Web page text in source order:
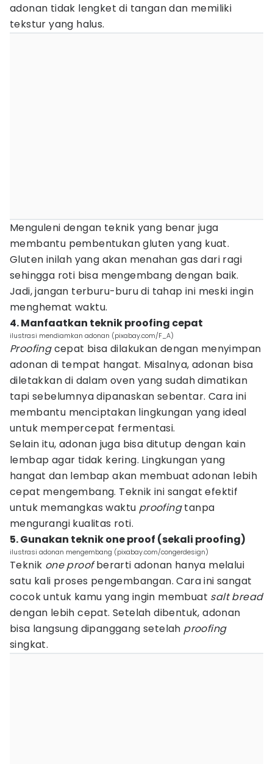
adonan tidak lengket di tangan dan memiliki
tekstur yang halus.
Menguleni dengan teknik yang benar juga
membantu pembentukan gluten yang kuat.
Gluten inilah yang akan menahan gas dari ragi
sehingga roti bisa mengembang dengan baik.
Jadi, jangan terburu-buru di tahap ini meski ingin
menghemat waktu.
4. Manfaatkan teknik proofing cepat
ilustrasi mendiamkan adonan (pixabay.com/F_A)
Proofingcepat bisa dilakukan dengan menyimpan
adonan di tempat hangat. Misalnya, adonan bisa
diletakkan di dalam oven yang sudah dimatikan
tapi sebelumnya dipanaskan sebentar. Cara ini
membantu menciptakan lingkungan yang ideal
untuk mempercepat fermentasi.
Selain itu, adonan juga bisa ditutup dengan kain
lembap agar tidak kering. Lingkungan yang
hangat dan lembap akan membuat adonan lebih
cepat mengembang. Teknik ini sangat efektif
untuk memangkas waktu proofingtanpa
mengurangi kualitas roti.
5. Gunakan teknik one proof (sekali proofing)
ilustrasi adonan mengembang (pixabay.com/congerdesign)
Teknik one proofberarti adonan hanya melalui
satu kali proses pengembangan. Cara ini sangat
cocok untuk kamu yang ingin membuat salt bread
dengan lebih cepat. Setelah dibentuk, adonan
bisa langsung dipanggang setelah proofing
singkat.